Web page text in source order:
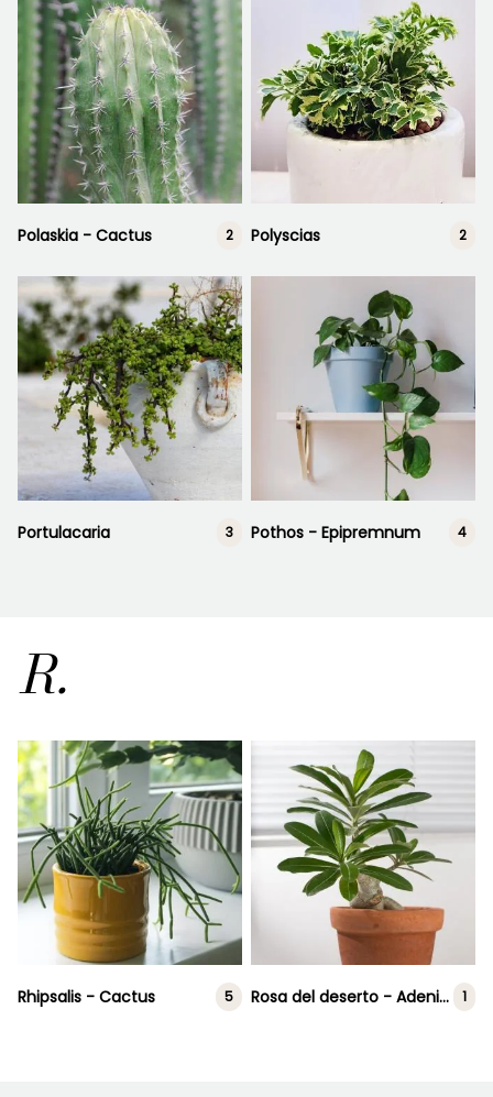
Polaskia - Cactus 2 Polyscias 2
Portulacaria 3 Pothos - Epipremnum 4
R.
Rhipsalis - Cactus 5 Rosa del deserto - Adenium 1